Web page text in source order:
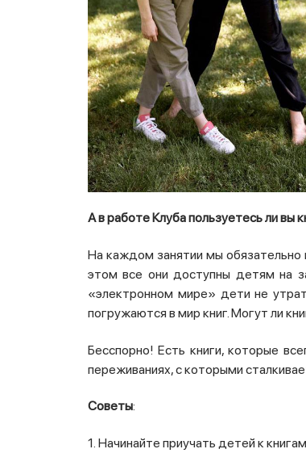
А в работе Клуба пользуетесь ли вы
На каждом занятии мы обязательно
этом все они доступны детям на
«электронном мире» дети не
погружаются в мир книг. Могут ли
Бесспорно! Есть книги, которые
переживаниях, с которыми
Советы:
1. Начинайте приучать детей к